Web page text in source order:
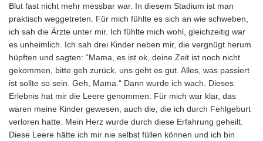
Blut fast nicht mehr messbar war. In diesem Stadium ist man
praktisch weggetreten. Für mich fühlte es sich an wie schweben,
ich sah die Ärzte unter mir. Ich fühlte mich wohl, gleichzeitig war
es unheimlich. Ich sah drei Kinder neben mir, die vergnügt herum
hüpften und sagten: “Mama, es ist ok, deine Zeit ist noch nicht
gekommen, bitte geh zurück, uns geht es gut. Alles, was passiert
ist sollte so sein. Geh, Mama.“ Dann wurde ich wach. Dieses
Erlebnis hat mir die Leere genommen. Für mich war klar, das
waren meine Kinder gewesen, auch die, die ich durch Fehlgeburt
verloren hatte. Mein Herz wurde durch diese Erfahrung geheilt.
Diese Leere hätte ich mir nie selbst füllen können und ich bin